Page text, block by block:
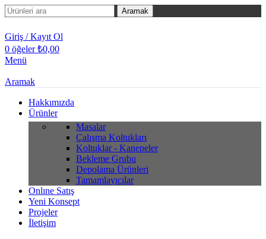
Aramak
Giriş / Kayıt Ol
0 öğeler ₺0,00
Menü
Aramak
Hakkımızda
Ürünler
Masalar
Çalışma Koltukları
Koltuklar - Kanepeler
Bekleme Grubu
Depolama Ürünleri
Tamamlayıcılar
Onlıne Satış
Yeni Konsept
Projeler
İletişim